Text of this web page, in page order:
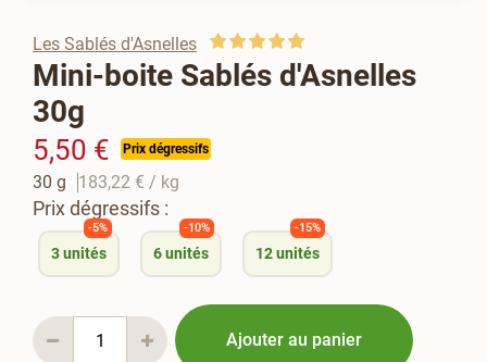
Les Sablés d'Asnelles
Mini-boite Sablés d'Asnelles
30g
5,50 € Prix dégressifs
30 g 183,22 € / kg
Prix dégressifs :
3unités
-5%
6unités
-10%
12 unités
-15%
Ajouter au panier